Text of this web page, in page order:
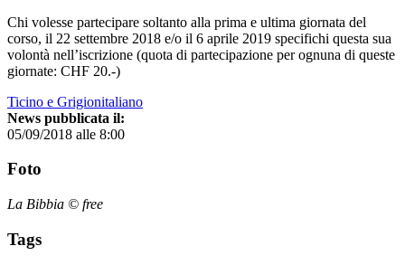
Chi volesse partecipare soltanto alla prima e ultima giornata del
corso, il 22 settembre 2018 e/o il 6 aprile 2019 specifichi questa sua
volontà nell’iscrizione (quota di partecipazione per ognuna di queste
giornate: CHF 20.-)
Ticino e Grigionitaliano
News pubblicata il:
05/09/2018 alle 8:00
Foto
La Bibbia © free
Tags